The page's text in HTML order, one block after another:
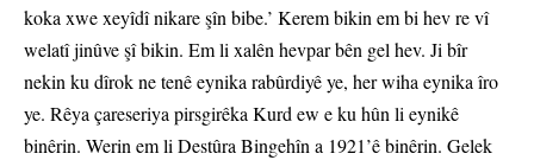
koka xwe xeyîdî nikare şîn bibe.’ Kerem bikin em bi hev re vî
welatî jinûve şî bikin. Em li xalên hevpar bên gel hev. Ji bîr
nekin ku dîrok ne tenê eynika rabûrdiyê ye, her wiha eynika îro
ye. Rêya çareseriya pirsgirêka Kurd ew e ku hûn li eynikê
binêrin. Werin em li Destûra Bingehîn a 1921’ê binêrin. Gelek